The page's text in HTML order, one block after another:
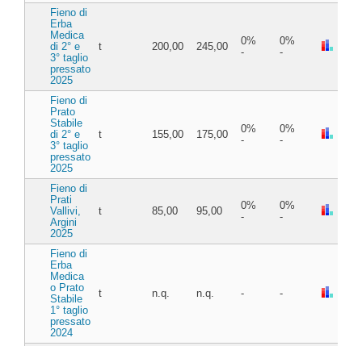
Fieno di
Erba
Medica
di 2° e
3° taglio
pressato
2025
t 200,00 245,00
0%
-
0%
-
Fieno di
Prato
Stabile
di 2° e
3° taglio
pressato
2025
t 155,00 175,00
0%
-
0%
-
Fieno di
Prati
Vallivi,
Argini
2025
t 85,00 95,00
0%
-
0%
-
Fieno di
Erba
Medica
o Prato
Stabile
1° taglio
pressato
2024
t n.q. n.q. - -